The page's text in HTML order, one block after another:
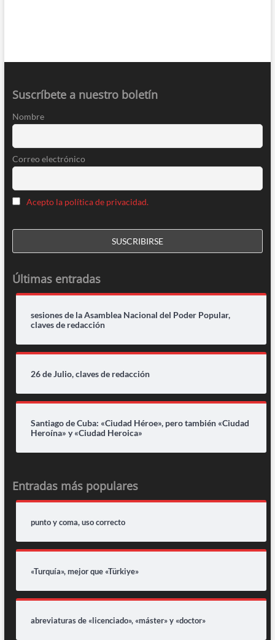
Suscríbete a nuestro boletín
Nombre
Correo electrónico
Acepto la política de privacidad.
Últimas entradas
sesiones de la Asamblea Nacional del Poder Popular,
claves de redacción
26 de Julio, claves de redacción
Santiago de Cuba: «Ciudad Héroe», pero también «Ciudad
Heroína» y «Ciudad Heroica»
Entradas más populares
punto y coma, uso correcto
«Turquía», mejor que «Türkiye»
abreviaturas de «licenciado», «máster» y «doctor»